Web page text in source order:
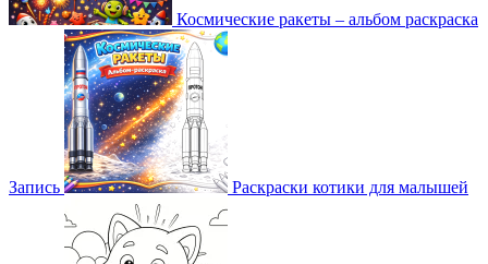
Космические ракеты – альбом раскраска
Запись Раскраски котики для малышей